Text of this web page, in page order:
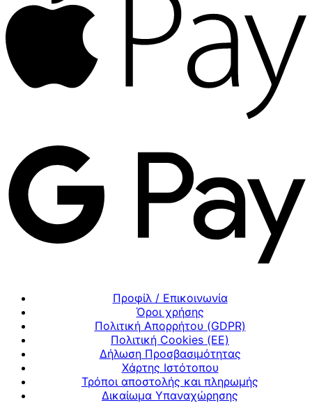
Προφίλ / Επικοινωνία
Όροι χρήσης
Πολιτική Απορρήτου (GDPR)
Πολιτική Cookies (ΕΕ)
Δήλωση Προσβασιμότητας
Χάρτης Ιστότοπου
Τρόποι αποστολής και πληρωμής
Δικαίωμα Υπαναχώρησης